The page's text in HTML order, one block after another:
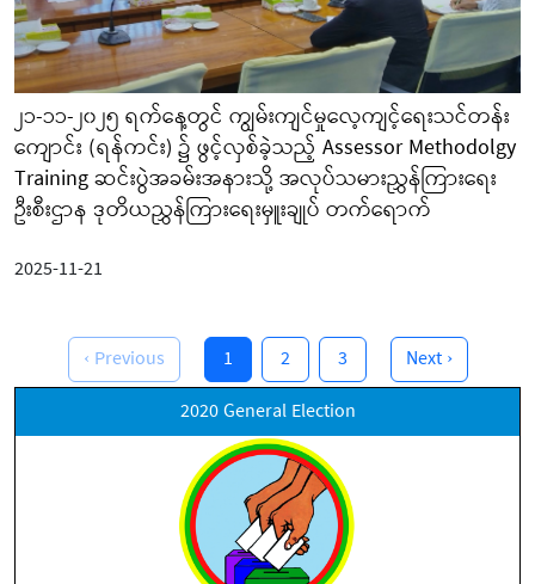
၂၁-၁၁-၂၀၂၅ ရက်နေ့တွင် ကျွမ်းကျင်မှုလေ့ကျင့်ရေးသင်တန်း
ကျောင်း (ရန်ကင်း) ၌ ဖွင့်လှစ်ခဲ့သည့် Assessor Methodolgy
Training ဆင်းပွဲအခမ်းအနားသို့ အလုပ်သမားညွှန်ကြားရေး
ဦးစီးဌာန ဒုတိယညွှန်ကြားရေးမှူးချုပ် တက်ရောက်
2025-11-21
‹ Previous 1 2 3
Next ›
2020 General Election